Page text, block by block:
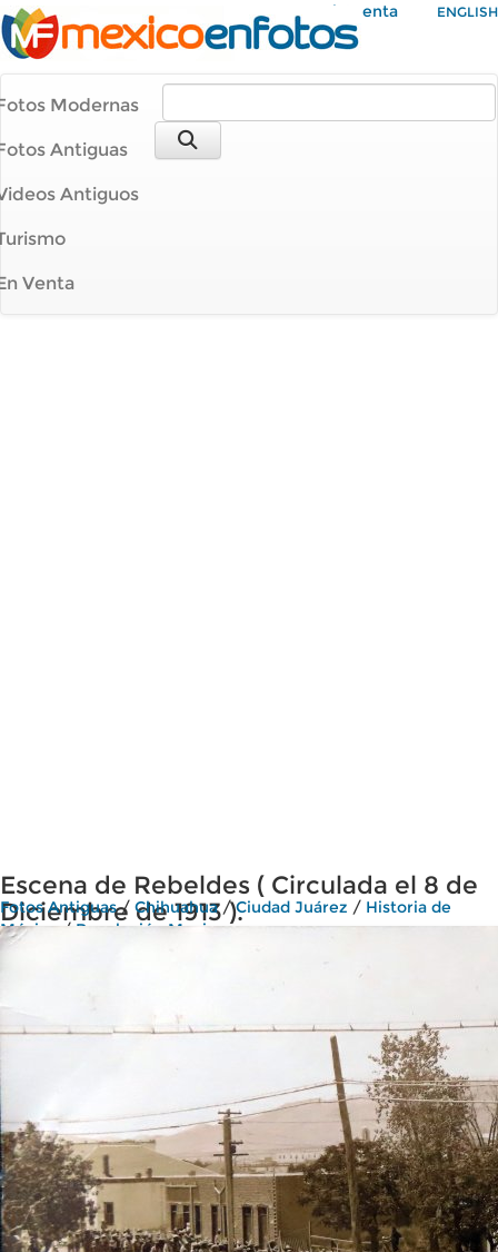
Mi Cuenta ENGLISH
Modernas
Antiguas
Antiguos
Venta
Escena de Rebeldes ( Circulada el 8 de
Diciembre de 1913 ).
Fotos Antiguas/ Chihuahua/Ciudad Juárez / Historia de
México/ Revolución Mexicana